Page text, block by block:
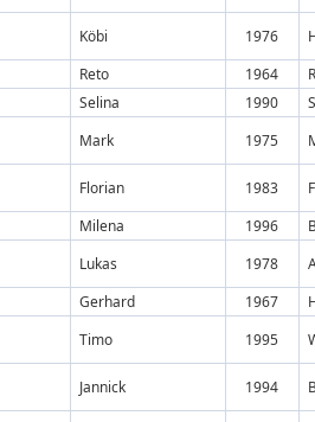
Köbi 1976
Reto 1964
Selina 1990
Mark 1975
Florian 1983
Milena 1996
Lukas 1978
Gerhard 1967
Timo 1995
Jannick 1994